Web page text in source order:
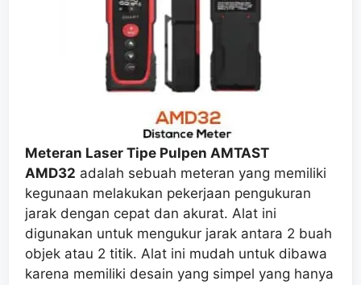
Meteran Laser Tipe Pulpen AMTAST
AMD32 adalah sebuah meteran yang memiliki
kegunaan melakukan pekerjaan pengukuran
jarak dengan cepat dan akurat. Alat ini
digunakan untuk mengukur jarak antara 2 buah
objek atau 2 titik. Alat ini mudah untuk dibawa
karena memiliki desain yang simpel yang hanya